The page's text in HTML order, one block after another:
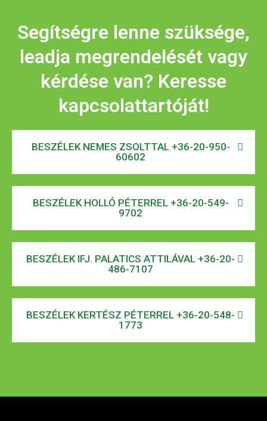
Segítségre lenne szüksége,
leadja megrendelését vagy
kérdése van? Keresse
kapcsolattartóját!
BESZÉLEK NEMES ZSOLTTAL +36-20-950-
60602
BESZÉLEK HOLLÓ PÉTERREL +36-20-549-
9702
BESZÉLEK IFJ. PALATICS ATTILÁVAL +36-20-
486-7107
BESZÉLEK KERTÉSZ PÉTERREL +36-20-548-
1773